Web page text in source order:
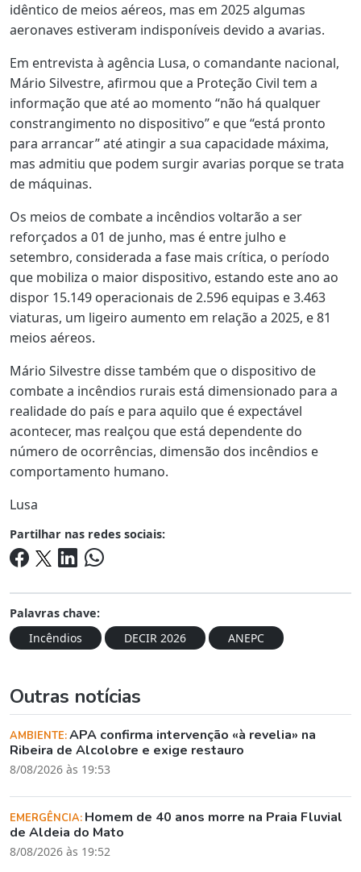
idêntico de meios aéreos, mas em 2025 algumas
aeronaves estiveram indisponíveis devido a avarias.
Em entrevista à agência Lusa, o comandante nacional,
Mário Silvestre, afirmou que a Proteção Civil tem a
informação que até ao momento “não há qualquer
constrangimento no dispositivo” e que “está pronto
para arrancar” até atingir a sua capacidade máxima,
mas admitiu que podem surgir avarias porque se trata
de máquinas.
Os meios de combate a incêndios voltarão a ser
reforçados a 01 de junho, mas é entre julho e
setembro, considerada a fase mais crítica, o período
que mobiliza o maior dispositivo, estando este ano ao
dispor 15.149 operacionais de 2.596 equipas e 3.463
viaturas, um ligeiro aumento em relação a 2025, e 81
meios aéreos.
Mário Silvestre disse também que o dispositivo de
combate a incêndios rurais está dimensionado para a
realidade do país e para aquilo que é expectável
acontecer, mas realçou que está dependente do
número de ocorrências, dimensão dos incêndios e
comportamento humano.
Lusa
Partilhar nas redes sociais:
Palavras chave:
Incêndios
DECIR 2026 ANEPC
Outras notícias
AMBIENTE:APA confirma intervenção «à revelia» na
Ribeira de Alcolobre e exige restauro
8/08/2026 às 19:53
EMERGÊNCIA: Homem de 40 anos morre na Praia Fluvial
de Aldeia do Mato
8/08/2026 às 19:52